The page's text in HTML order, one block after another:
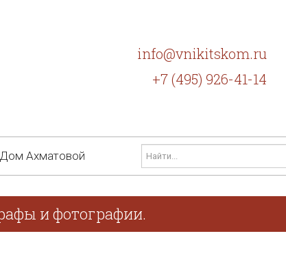
info@vnikitskom.ru
+7 (495) 926-41-14
Ахматовой
и фотографии.